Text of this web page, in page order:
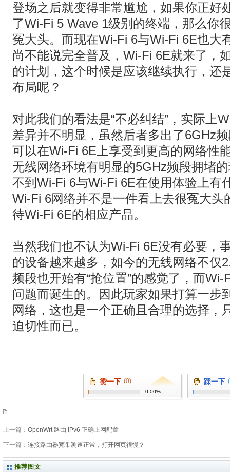
登场之后就变得非常尴尬，如果你正好
了Wi-Fi 5 Wave 1级别的终端，那么你
冤大头。而现在Wi-Fi 6与Wi-Fi 6E也大
尚不能说完全普及，Wi-Fi 6E就来了，
的计划，这个时候是应该继续执行，还
布局呢？
对此我们的看法是“不必纠结”，实际上
差异并不明显，虽然后者多出了6GHz
可以在Wi-Fi 6E上享受到更高的网络性
无线网络环境有明显的5GHz频段拥堵
不到Wi-Fi 6与Wi-Fi 6E在使用体验上有
Wi-Fi 6网络并不是一件看上去很冤大头
待Wi-Fi 6E的相应产品。
当然我们也不认为Wi-Fi 6E没有必要，
的设备越来越多，如今的无线网络不仅
频段也开始有“抢位置”的感觉了，而
问题而诞生的。因此玩家如果打算一步
网络，这也是一个正确且合理的选择，
迫切性而已。
赞一下 (0)
0.00%
踩一下
上一篇： OpenWrt 路由 IPv6 正确上网配置
下一篇： 连接路由器宽带测速正常，打开网页很慢？
推荐图文